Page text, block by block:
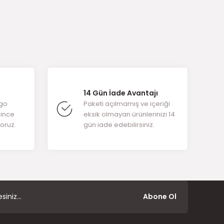
14 Gün İade Avantajı
Paketi açılmamış ve içeriği
eksik olmayan ürünlerinizi 14
gün iade edebilirsiniz.
Abone Ol